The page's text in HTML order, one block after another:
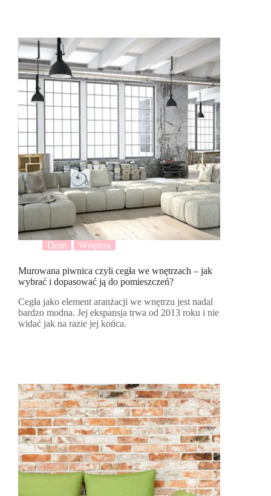
Dom Wnętrza
Murowana piwnica czyli cegła we wnętrzach – jak
wybrać i dopasować ją do pomieszczeń?
Cegła jako element aranżacji we wnętrzu jest nadal
bardzo modna. Jej ekspansja trwa od 2013 roku i nie
widać jak na razie jej końca.